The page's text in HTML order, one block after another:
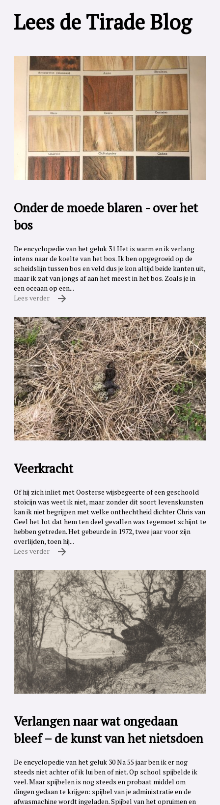
Lees de Tirade Blog
Onder de moede blaren - over het
bos
De encyclopedie van het geluk 31 Het is warm en ik verlang
intens naar de koelte van het bos. Ik ben opgegroeid op de
scheidslijn tussen bos en veld dus je kon altijd beide kanten uit,
maar ik zat van jongs af aan het meest in het bos. Zoals je in
een oceaan op een...
Lees verder
Veerkracht
Of hij zich inliet met Oosterse wijsbegeerte of een geschoold
stoïcijn was weet ik niet, maar zonder dit soort levenskunsten
kan ik niet begrijpen met welke onthechtheid dichter Chris van
Geel het lot dat hem ten deel gevallen was tegemoet schijnt te
hebben getreden. Het gebeurde in 1972, twee jaar voor zijn
overlijden, toen hij...
Lees verder
Verlangen naar wat ongedaan
bleef – de kunst van het nietsdoen
De encyclopedie van het geluk 30 Na 55 jaar ben ik er nog
steeds niet achter of ik lui ben of niet. Op school spijbelde ik
veel. Maar spijbelen is nog steeds en probaat middel om
dingen gedaan te krijgen: spijbel van je administratie en de
afwasmachine wordt ingeladen. Spijbel van het opruimen en